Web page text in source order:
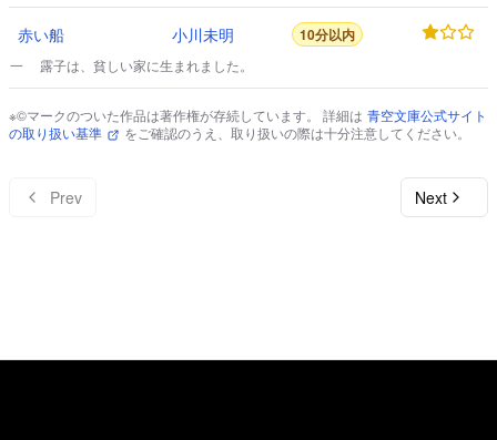
赤い船 小川未明 10分以内
一 露子は、貧しい家に生まれました。
※©マークのついた作品は著作権が存続しています。 詳細は 青空文庫公式サイト
の取り扱い基準
をご確認のうえ、取り扱いの際は十分注意してください。
Prev Next